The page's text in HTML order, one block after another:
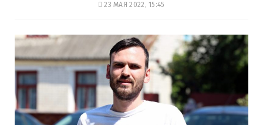
23 МАЯ 2022, 15:45